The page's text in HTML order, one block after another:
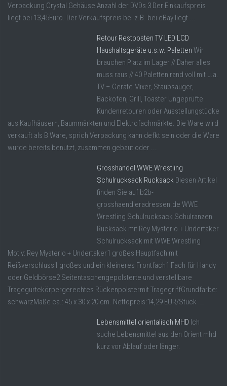
Verpackung Crystal Gehäuse Anzahl der DVDs 3 Der Einkaufspreis
liegt bei 13,45Euro. Der Verkaufspreis bei z.B. bei eBay liegt ...
Retour Restposten TV LED LCD
Haushaltsgeräte u.s.w. Paletten Wir
brauchen Platz im Lager // Daher alles
muss raus // 40 Paletten rand voll mit u.a.
TV – Geräte Mixer, Staubsauger,
Backofen, Grill, Toaster Ungeprüfte
Kundenretouren oder Ausstellungstücke
aus Kaufhäusern, Baummärkten und Elektrofachmärkte. Die Ware wird
verkauft als B Ware, sprich Verpackung kann defkt sein oder die Ware
wurde bereits benutzt, zusammen gebaut oder ...
Grosshandel WWE Wrestling
Schulrucksack Rucksack Diesen Artikel
finden Sie auf b2b-
grosshaendleradressen.de WWE
Wrestling Schulrucksack Schulranzen
Rucksack mit Rey Mysterio + Undertaker
Schulrucksack mit WWE Wrestling
Motiv: Rey Mysterio + Undertaker1 großes Hauptfach mit
Reißverschluss1 großes und ein kleineres Frontfach1 Fach für Handy
oder Geldbörse2 Seitentaschengepolsterte und verstellbare
Tragegurtekörpergerechtes Rückenpolstermit TragegriffGrundfarbe:
schwarzMaße ca.: 45 x 30 x 20 cm. Nettopreis:14,29 EUR/Stück ...
Lebensmittel orientalisch MHD Ich
suche Lebensmittel aus den Orient mhd
kurz vor Ablauf oder länger.